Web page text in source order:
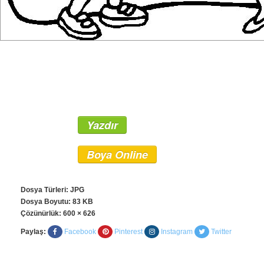
Yazdır
Boya Online
Dosya Türleri: JPG
Dosya Boyutu: 83 KB
Çözünürlük: 600 × 626
Paylaş: Facebook Pinterest Instagram Twitter